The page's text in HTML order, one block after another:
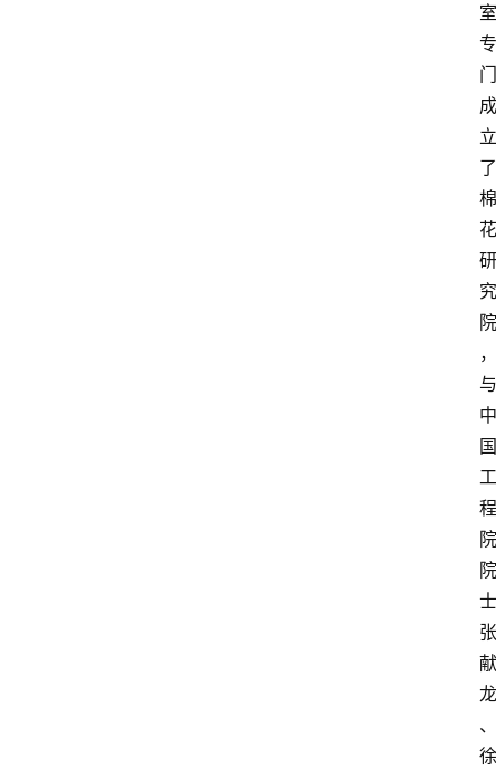
室
专
门
成
立
了
棉
花
研
究
院
，
与
中
国
工
程
院
院
士
张
献
龙
、
徐